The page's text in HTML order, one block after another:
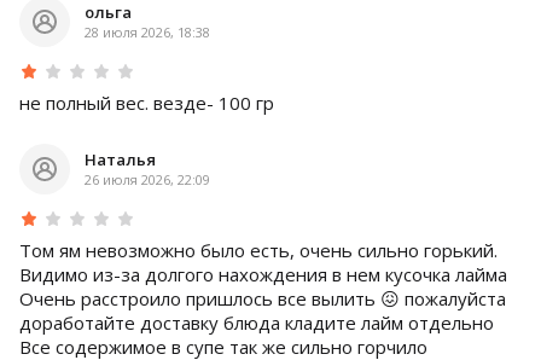
ольга
28 июля 2026, 18:38
не полный вес. везде- 100 гр
Наталья
26 июля 2026, 22:09
Том ям невозможно было есть, очень сильно горький.
Видимо из-за долгого нахождения в нем кусочка лайма
Очень расстроило пришлось все вылить 😖 пожалуйста
доработайте доставку блюда кладите лайм отдельно
Все содержимое в супе так же сильно горчило